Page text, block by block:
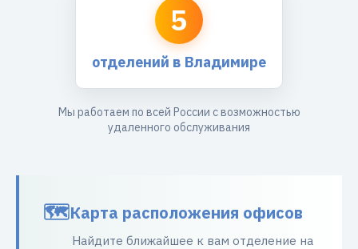
5
отделений в Владимире
Мы работаем по всей России с возможностью
удаленного обслуживания
Карта расположения офисов
Найдите ближайшее к вам отделение на